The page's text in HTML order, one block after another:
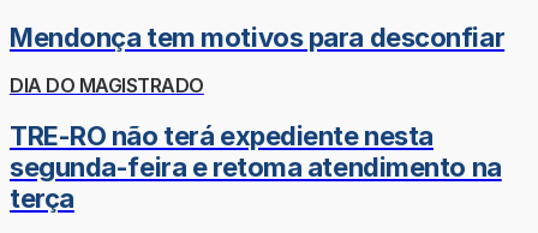
Mendonça tem motivos para desconfiar
DIA DO MAGISTRADO
TRE-RO não terá expediente nesta
segunda-feira e retoma atendimento na
terça